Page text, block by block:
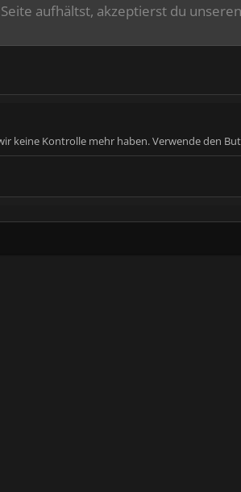
aufhältst, akzeptierst du
keine Kontrolle mehr haben. Verwende den